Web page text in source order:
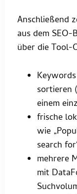
Anschließend
aus dem
über die Tool-
sortieren
einem
frische
wie
search
mehrere
mit